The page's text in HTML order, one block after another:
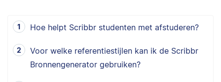
Hoe helpt Scribbr studenten met afstuderen?
Voor welke referentiestijlen kan ik de Scribbr
Bronnengenerator gebruiken?